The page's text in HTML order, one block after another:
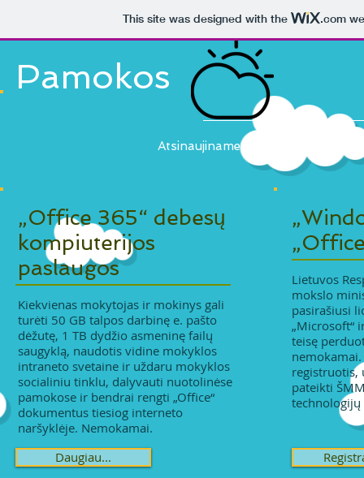
This site was designed with the .com
Pamokos
Atsinaujiname
„Office 365“ debesų
kompiuterijos
paslaugos
Kiekvienas mokytojas ir mokinys gali
turėti 50 GB talpos darbinę e. pašto
dėžutę, 1 TB dydžio asmeninę failų
saugyklą, naudotis vidine mokyklos
intraneto svetaine ir uždaru mokyklos
socialiniu tinklu, dalyvauti nuotolinėse
pamokose ir bendrai rengti „Office“
dokumentus tiesiog interneto
naršyklėje. Nemokamai.
Daugiau...
Lietuvos
mokslo
pasirašiusi
„Microsoft“
teisę
registruotis,
pateikti